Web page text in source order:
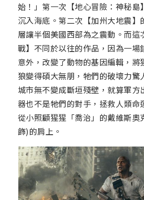
始！」第一次【地心冒險：神秘島
沉入海底。第二次【加州大地震】
層讓半個美國西部為之震動。而這
戰】不同於以往的作品，因為一場
意外，改變了動物的基因編輯，將
狼變得碩大無朋，牠們的破壞力驚
城市無不變成斷垣殘壁，就算軍方
器也不是牠們的對手，拯救人類命
從小照顧猩猩「喬治」的戴維斯奧
飾)的肩上。